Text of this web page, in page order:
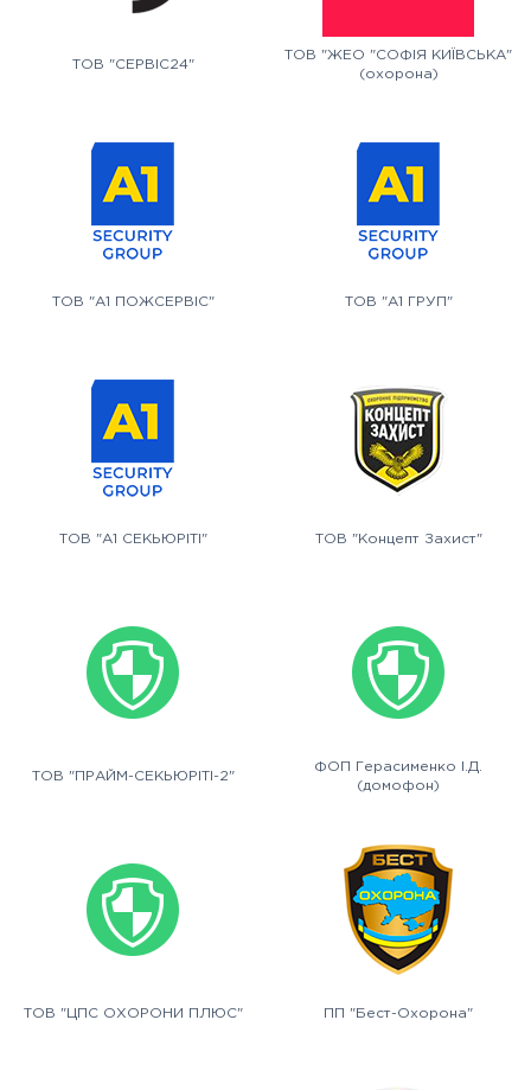
ТОВ "СЕРВІС24"
ТОВ "ЖЕО "СОФІЯ КИЇВСЬКА"
(охорона)
ТОВ "А1 ПОЖСЕРВІС" ТОВ "А1 ГРУП"
ТОВ "А1 СЕКЬЮРІТІ" ТОВ "Концепт Захист"
ТОВ "ПРАЙМ-СЕКЬЮРІТІ-2"
ФОП Герасименко І.Д.
(домофон)
ТОВ "ЦПС ОХОРОНИ ПЛЮС" ПП "Бест-Охорона"